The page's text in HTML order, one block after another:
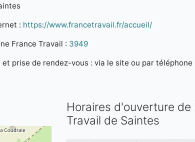
: https://www.francetravail.fr/accueil/
France Travail : 3949
et prise de rendez-vous : via le site ou par téléphone
Horaires d'ouverture de
Travail de Saintes